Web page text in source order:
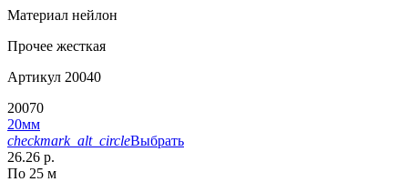
Материал нейлон
Прочее жесткая
Артикул 20040
20070
20мм
checkmark_alt_circleВыбрать
26.26 р.
По 25 м